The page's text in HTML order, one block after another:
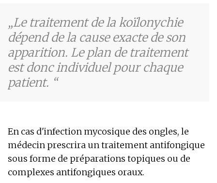
Le traitement de la koïlonychie
dépend de la cause exacte de son
apparition. Le plan de traitement
est donc individuel pour chaque
patient.
En cas d'infection mycosique des ongles, le
médecin prescrira un traitement antifongique
sous forme de préparations topiques ou de
complexes antifongiques oraux.